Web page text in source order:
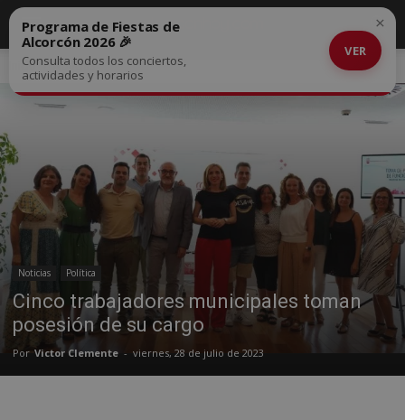
Inicio Noticias
Noticias Política
Cinco trabajadores municipales toman
posesión de su cargo
Por Victor Clemente - viernes, 28 de julio de 2023
Programa de Fiestas de
Alcorcón 2026 🎉
Consulta todos los conciertos,
actividades y horarios
VER
×